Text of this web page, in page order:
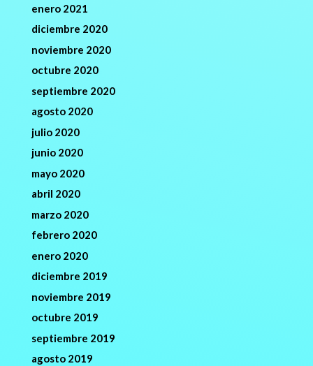
enero 2021
diciembre 2020
noviembre 2020
octubre 2020
septiembre 2020
agosto 2020
julio 2020
junio 2020
mayo 2020
abril 2020
marzo 2020
febrero 2020
enero 2020
diciembre 2019
noviembre 2019
octubre 2019
septiembre 2019
agosto 2019